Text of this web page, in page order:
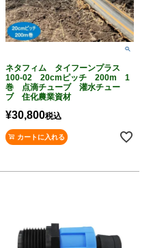
ネタフィム タイフーンプラス
100-02 20cmピッチ 200m 1
巻 点滴チューブ 灌水チュー
ブ 住化農業資材
¥30,800税込
カートに入れる